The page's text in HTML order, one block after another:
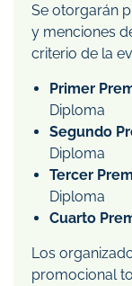
Se otorgarán
y menciones
criterio de la
Primer
Diploma
Segundo
Diploma
Tercer
Diploma
Cuarto
Los
promocional